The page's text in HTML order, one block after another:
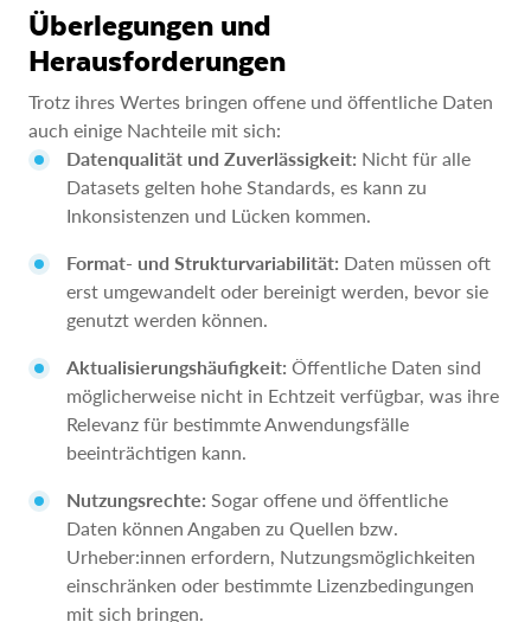
Überlegungen und
Herausforderungen
Trotz ihres Wertes bringen offene und öffentliche Daten
auch einige Nachteile mit sich:
Datenqualität und Zuverlässigkeit: Nicht für alle
Datasets gelten hohe Standards, es kann zu
Inkonsistenzen und Lücken kommen.
Format- und Strukturvariabilität: Daten müssen oft
erst umgewandelt oder bereinigt werden, bevor sie
genutzt werden können.
Aktualisierungshäufigkeit: Öffentliche Daten sind
möglicherweise nicht in Echtzeit verfügbar, was ihre
Relevanz für bestimmte Anwendungsfälle
beeinträchtigen kann.
Nutzungsrechte: Sogar offene und öffentliche
Daten können Angaben zu Quellen bzw.
Urheber:innen erfordern, Nutzungsmöglichkeiten
einschränken oder bestimmte Lizenzbedingungen
mit sich bringen.